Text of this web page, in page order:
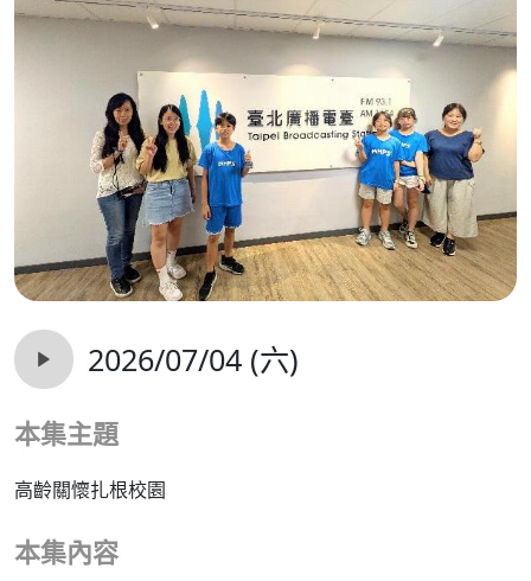
2026/07/04 (六)
本集主題
高齡關懷扎根校園
本集內容